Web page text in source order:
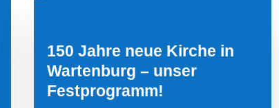
150 Jahre neue Kirche in
Wartenburg – unser
Festprogramm!